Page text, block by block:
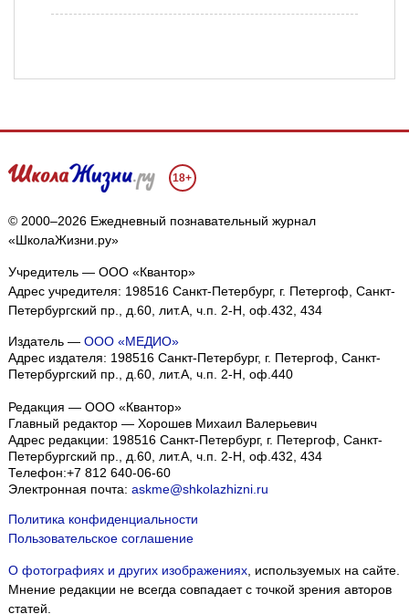
18+
© 2000–2026 Ежедневный познавательный журнал
«ШколаЖизни.ру»
Учредитель — ООО «Квантор»
Адрес учредителя: 198516 Санкт-Петербург, г. Петергоф, Санкт-
Петербургский пр., д.60, лит.А, ч.п. 2-Н, оф.432, 434
Издатель — ООО «МЕДИО»
Адрес издателя: 198516 Санкт-Петербург, г. Петергоф, Санкт-
Петербургский пр., д.60, лит.А, ч.п. 2-Н, оф.440
Редакция — ООО «Квантор»
Главный редактор — Хорошев Михаил Валерьевич
Адрес редакции: 198516 Санкт-Петербург, г. Петергоф, Санкт-
Петербургский пр., д.60, лит.А, ч.п. 2-Н, оф.432, 434
Телефон:+7 812 640-06-60
Электронная почта: askme@shkolazhizni.ru
Политика конфиденциальности
Пользовательское соглашение
О фотографиях и других изображениях, используемых на сайте.
Мнение редакции не всегда совпадает с точкой зрения авторов
статей.